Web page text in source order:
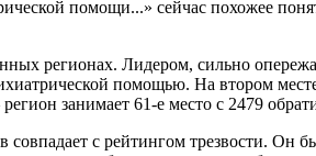
помощи...» сейчас похожее
регионах. Лидером, сильно
помощью. На втором
занимает 61-е место с 2479
с рейтингом трезвости. Он